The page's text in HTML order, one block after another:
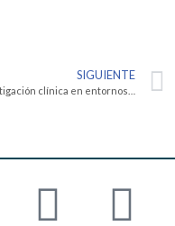
SIGUIENTE